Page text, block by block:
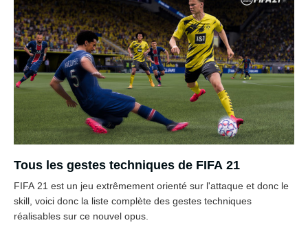
Tous les gestes techniques de FIFA 21
FIFA 21 est un jeu extrêmement orienté sur l'attaque et donc le
skill, voici donc la liste complète des gestes techniques
réalisables sur ce nouvel opus.